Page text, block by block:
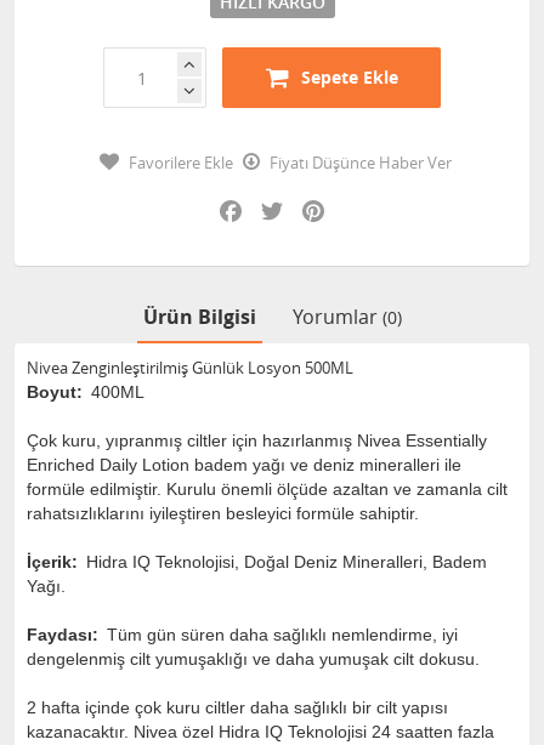
Sepete Ekle
Favorilere Ekle
Fiyatı Düşünce Haber Ver
Facebook
Twitter
Ürün Bilgisi Yorumlar (0)
Nivea Zenginleştirilmiş Günlük Losyon 500ML
Boyut: 400ML
Çok kuru, yıpranmış ciltler için hazırlanmış Nivea Essentially
Enriched Daily Lotion badem yağı ve deniz mineralleri ile
formüle edilmiştir. Kurulu önemli ölçüde azaltan ve zamanla cilt
rahatsızlıklarını iyileştiren besleyici formüle sahiptir.
İçerik: Hidra IQ Teknolojisi, Doğal Deniz Mineralleri, Badem
Yağı.
Faydası: Tüm gün süren daha sağlıklı nemlendirme, iyi
dengelenmiş cilt yumuşaklığı ve daha yumuşak cilt dokusu.
2 hafta içinde çok kuru ciltler daha sağlıklı bir cilt yapısı
kazanacaktır. Nivea özel Hidra IQ Teknolojisi 24 saatten fazla